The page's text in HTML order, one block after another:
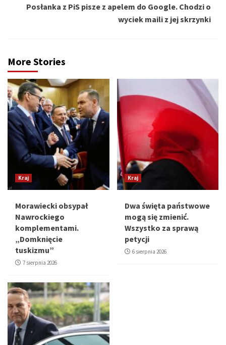
Posłanka z PiS pisze z apelem do Google. Chodzi o
wyciek maili z jej skrzynki
More Stories
Kraj
Morawiecki obsypał
Nawrockiego
komplementami.
„Domknięcie
tuskizmu”
7 sierpnia 2026
Kraj
Dwa święta państwowe
mogą się zmienić.
Wszystko za sprawą
petycji
6 sierpnia 2026